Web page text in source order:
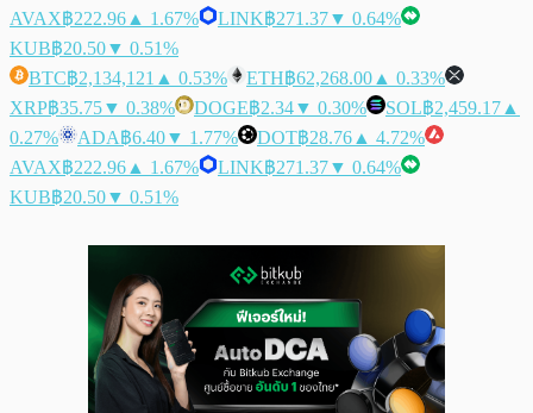
AVAX฿222.96 ▲ 1.67% LINK฿271.37▼ 0.64%
KUB฿20.50▼ 0.51%
BTC฿2,134,121 ▲ 0.53% ETH฿62,268.00 ▲ 0.33%
XRP฿35.75▼ 0.38% DOGE฿2.34▼ 0.30% SOL฿2,459.17 ▲
0.27%
ADA฿6.40▼ 1.77% DOT฿28.76 ▲ 4.72%
AVAX฿222.96 ▲ 1.67% LINK฿271.37▼ 0.64%
KUB฿20.50▼ 0.51%